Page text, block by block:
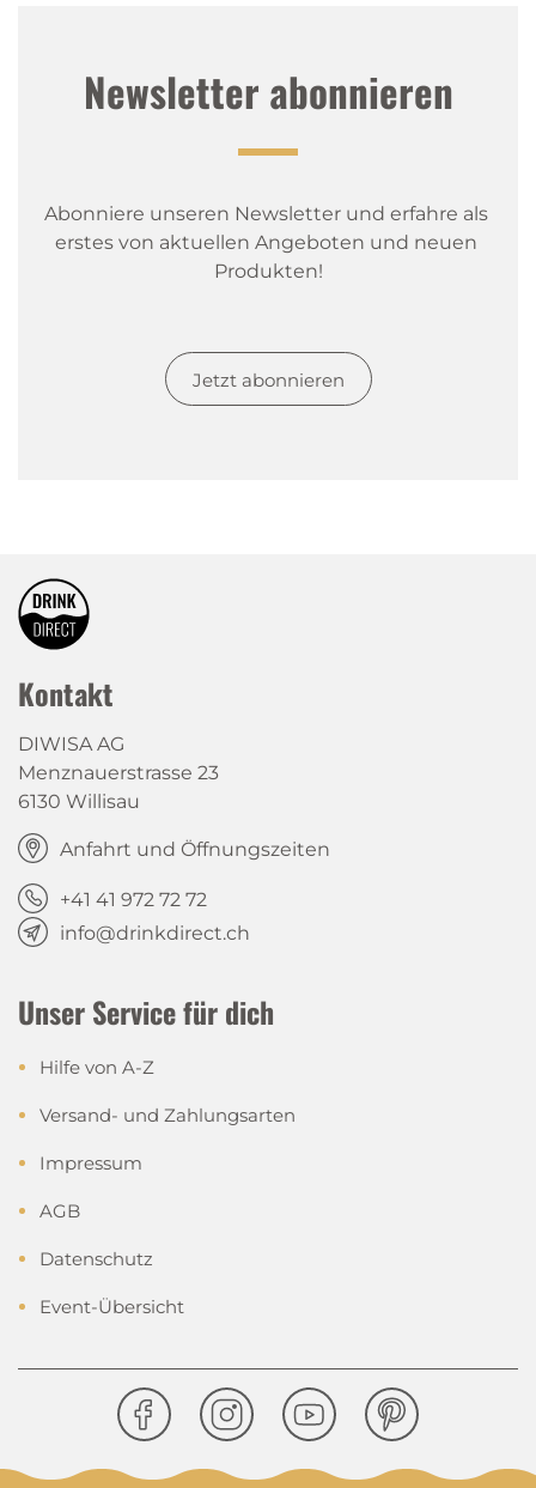
Newsletter abonnieren
Abonniere unseren Newsletter und erfahre als
erstes von aktuellen Angeboten und neuen
Produkten!
Jetzt abonnieren
Kontakt
DIWISA AG
Menznauerstrasse 23
6130 Willisau
Anfahrt und Öffnungszeiten
+41 41 972 72 72
info@drinkdirect.ch
Unser Service für dich
Hilfe von A-Z
Versand- und Zahlungsarten
Impressum
AGB
Datenschutz
Event-Übersicht